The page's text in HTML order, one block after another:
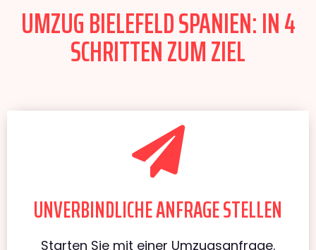
UMZUG BIELEFELD SPANIEN: IN 4
SCHRITTEN ZUM ZIEL
UNVERBINDLICHE ANFRAGE STELLEN
Starten Sie mit einer Umzugsanfrage.